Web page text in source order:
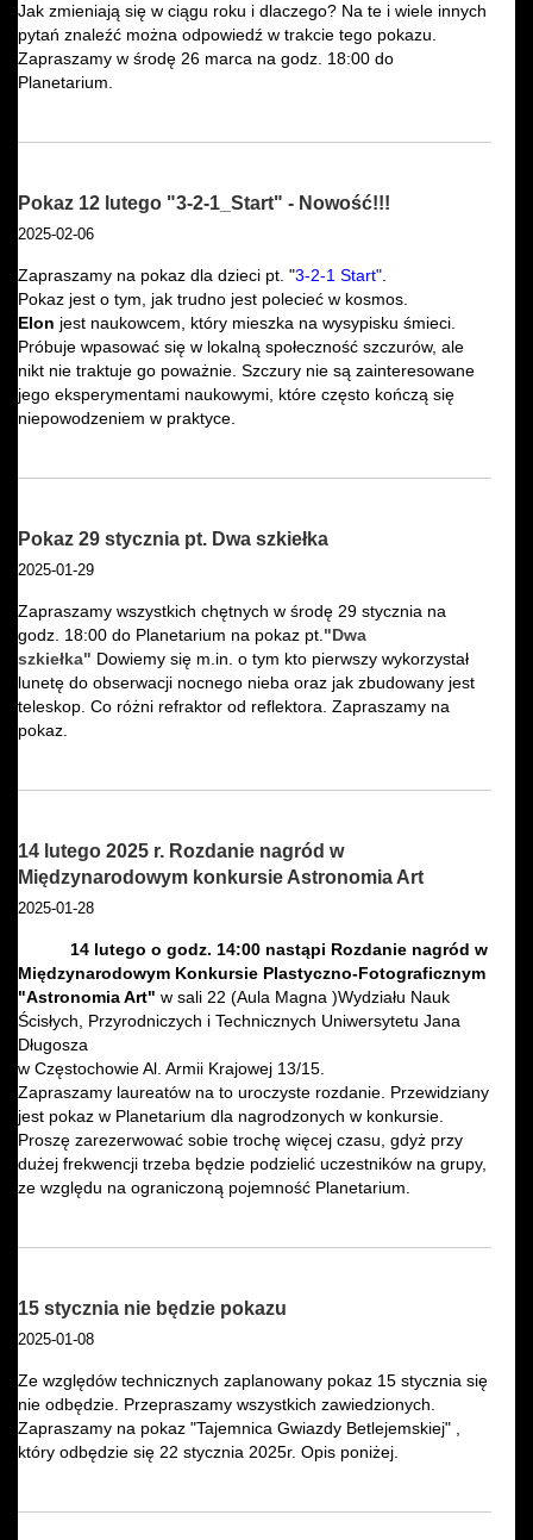
Jak zmieniają się w ciągu roku i dlaczego? Na te i wiele innych
pytań znaleźć można odpowiedź w trakcie tego pokazu.
Zapraszamy w środę 26 marca na godz. 18:00 do
Planetarium.
Pokaz 12 lutego "3-2-1_Start" - Nowość!!!
2025-02-06
Zapraszamy na pokaz dla dzieci pt. "3-2-1 Start"
Pokaz jest o tym, jak trudno jest polecieć w kosmos.
Elon jest naukowcem, który mieszka na wysypisku śmieci.
Próbuje wpasować się w lokalną społeczność szczurów, ale
nikt nie traktuje go poważnie. Szczury nie są zainteresowane
jego eksperymentami naukowymi, które często kończą się
niepowodzeniem w praktyce.
Pokaz 29 stycznia pt. Dwa szkiełka
2025-01-29
Zapraszamy wszystkich chętnych w środę 29 stycznia na
godz. 18:00 do Planetarium na pokaz pt. "Dwa
szkiełka" Dowiemy się m.in. o tym kto pierwszy wykorzystał
lunetę do obserwacji nocnego nieba oraz jak zbudowany jest
teleskop. Co różni refraktor od reflektora. Zapraszamy na
pokaz.
14 lutego 2025 r. Rozdanie nagród w
Międzynarodowym konkursie Astronomia Art
2025-01-28
14 lutego o godz. 14:00 nastąpi Rozdanie nagród w
Międzynarodowym Konkursie Plastyczno-Fotograficznym
"Astronomia Art" w sali 22 (Aula Magna )Wydziału Nauk
Ścisłych, Przyrodniczych i Technicznych Uniwersytetu Jana
Długosza
w Częstochowie Al. Armii Krajowej 13/15.
Zapraszamy laureatów na to uroczyste rozdanie. Przewidziany
jest pokaz w Planetarium dla nagrodzonych w konkursie.
Proszę zarezerwować sobie trochę więcej czasu, gdyż przy
dużej frekwencji trzeba będzie podzielić uczestników na grupy,
ze względu na ograniczoną pojemność Planetarium.
15 stycznia nie będzie pokazu
2025-01-08
Ze względów technicznych zaplanowany pokaz 15 stycznia się
nie odbędzie. Przepraszamy wszystkich zawiedzionych.
Zapraszamy na pokaz "Tajemnica Gwiazdy Betlejemskiej" ,
który odbędzie się 22 stycznia 2025r. Opis poniżej.